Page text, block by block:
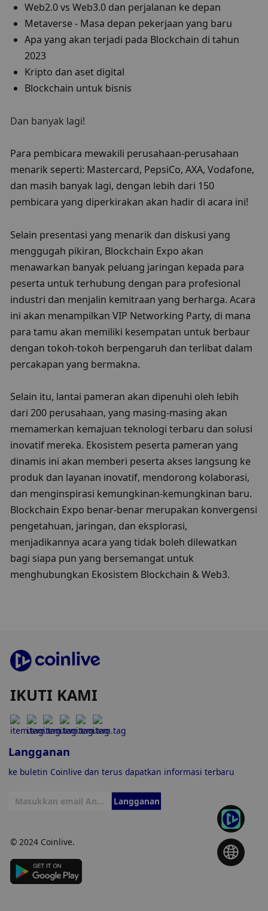
Web2.0 vs Web3.0 dan perjalanan ke depan
Metaverse - Masa depan pekerjaan yang baru
Apa yang akan terjadi pada Blockchain di tahun
2023
Kripto dan aset digital
Blockchain untuk bisnis
Dan banyak lagi!
Para pembicara mewakili perusahaan-perusahaan
menarik seperti: Mastercard, PepsiCo, AXA, Vodafone,
dan masih banyak lagi, dengan lebih dari 150
pembicara yang diperkirakan akan hadir di acara ini!
Selain presentasi yang menarik dan diskusi yang
menggugah pikiran, Blockchain Expo akan
menawarkan banyak peluang jaringan kepada para
peserta untuk terhubung dengan para profesional
industri dan menjalin kemitraan yang berharga. Acara
ini akan menampilkan VIP Networking Party, di mana
para tamu akan memiliki kesempatan untuk berbaur
dengan tokoh-tokoh berpengaruh dan terlibat dalam
percakapan yang bermakna.
Selain itu, lantai pameran akan dipenuhi oleh lebih
dari 200 perusahaan, yang masing-masing akan
memamerkan kemajuan teknologi terbaru dan solusi
inovatif mereka. Ekosistem peserta pameran yang
dinamis ini akan memberi peserta akses langsung ke
produk dan layanan inovatif, mendorong kolaborasi,
dan menginspirasi kemungkinan-kemungkinan baru.
Blockchain Expo benar-benar merupakan konvergensi
pengetahuan, jaringan, dan eksplorasi,
menjadikannya acara yang tidak boleh dilewatkan
bagi siapa pun yang bersemangat untuk
menghubungkan Ekosistem Blockchain & Web3.
IKUTI KAMI
Langganan
ke buletin Coinlive dan terus dapatkan informasi terbaru
Langganan
© 2024 Coinlive.